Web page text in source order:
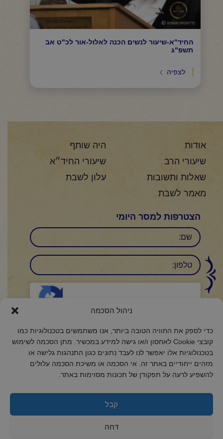
ניהול הסכמה
כדי לספק את החוויה הטובה ביותר, אנו משתמשים בטכנולוגיות כמו
קובצי Cookie לאחסון ו/או גישה למידע במכשיר. מתן הסכמה לשימוש
בטכנולוגיות אלו יאפשר לנו לעבד נתונים כגון התנהגות גלישה או
מזהים ייחודיים באתר זה. אי הסכמה או משיכת הסכמה עלולים
להשפיע לרעה על תפקודן של תכונות מסוימות באתר.
קבל
דחה
החיד"א-שיעור לנשים הכנה לאלול-אור לכ"ט אב
תשפ"ג
לצפיה
אודות
היה שותף
שיעורי הרב
שיעורי החיד״א
שאלות ותשובות
עלון לשבת
מאמר לשבת
הצטרפות למסר היומי
שם
טלפון:
הסכמה (חובה)
אני מאשר/ת כי קראתי והבנתי את מדיניות הפרטיות